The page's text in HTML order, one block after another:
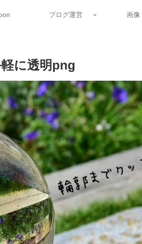
ブログ運営 画像
に透明png